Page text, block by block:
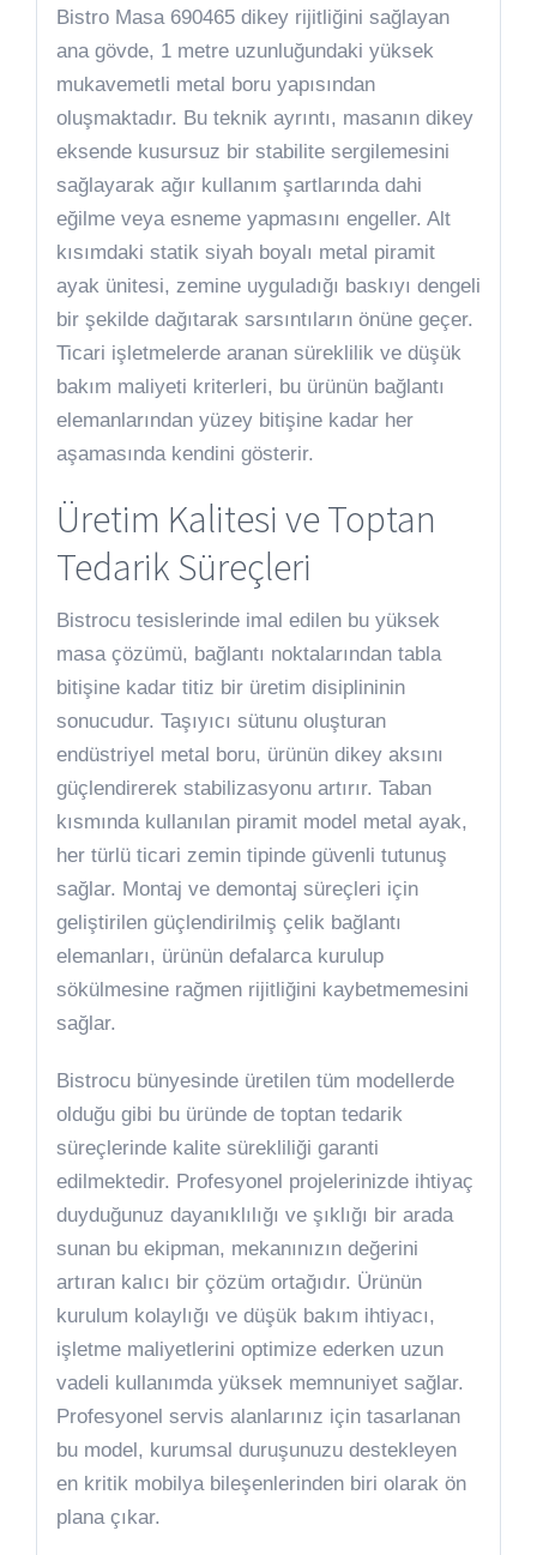
Bistro Masa 690465 dikey rijitliğini sağlayan
ana gövde, 1 metre uzunluğundaki yüksek
mukavemetli metal boru yapısından
oluşmaktadır. Bu teknik ayrıntı, masanın dikey
eksende kusursuz bir stabilite sergilemesini
sağlayarak ağır kullanım şartlarında dahi
eğilme veya esneme yapmasını engeller. Alt
kısımdaki statik siyah boyalı metal piramit
ayak ünitesi, zemine uyguladığı baskıyı dengeli
bir şekilde dağıtarak sarsıntıların önüne geçer.
Ticari işletmelerde aranan süreklilik ve düşük
bakım maliyeti kriterleri, bu ürünün bağlantı
elemanlarından yüzey bitişine kadar her
aşamasında kendini gösterir.
Üretim Kalitesi ve Toptan
Tedarik Süreçleri
Bistrocu tesislerinde imal edilen bu yüksek
masa çözümü, bağlantı noktalarından tabla
bitişine kadar titiz bir üretim disiplininin
sonucudur. Taşıyıcı sütunu oluşturan
endüstriyel metal boru, ürünün dikey aksını
güçlendirerek stabilizasyonu artırır. Taban
kısmında kullanılan piramit model metal ayak,
her türlü ticari zemin tipinde güvenli tutunuş
sağlar. Montaj ve demontaj süreçleri için
geliştirilen güçlendirilmiş çelik bağlantı
elemanları, ürünün defalarca kurulup
sökülmesine rağmen rijitliğini kaybetmemesini
sağlar.
Bistrocu bünyesinde üretilen tüm modellerde
olduğu gibi bu üründe de toptan tedarik
süreçlerinde kalite sürekliliği garanti
edilmektedir. Profesyonel projelerinizde ihtiyaç
duyduğunuz dayanıklılığı ve şıklığı bir arada
sunan bu ekipman, mekanınızın değerini
artıran kalıcı bir çözüm ortağıdır. Ürünün
kurulum kolaylığı ve düşük bakım ihtiyacı,
işletme maliyetlerini optimize ederken uzun
vadeli kullanımda yüksek memnuniyet sağlar.
Profesyonel servis alanlarınız için tasarlanan
bu model, kurumsal duruşunuzu destekleyen
en kritik mobilya bileşenlerinden biri olarak ön
plana çıkar.